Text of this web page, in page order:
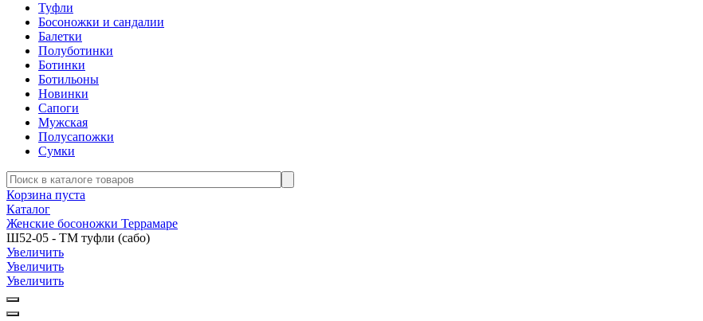
Туфли
Босоножки и сандалии
Балетки
Полуботинки
Ботинки
Ботильоны
Новинки
Сапоги
Мужская
Полусапожки
Сумки
Корзина пуста
Каталог
Женские босоножки Террамаре
Ш52-05 - ТМ туфли (сабо)
Увеличить
Увеличить
Увеличить